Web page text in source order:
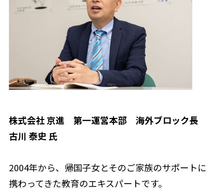
株式会社 京進 第一運営本部 海外ブロック長
古川 泰史 氏
2004年から、帰国子女とそのご家族のサポートに
携わってきた教育のエキスパートです。